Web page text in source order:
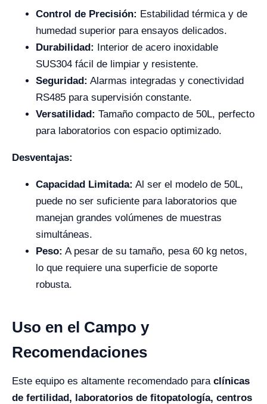
Control de Precisión: Estabilidad térmica y de
humedad superior para ensayos delicados.
Durabilidad: Interior de acero inoxidable
SUS304 fácil de limpiar y resistente.
Seguridad: Alarmas integradas y conectividad
RS485 para supervisión constante.
Versatilidad: Tamaño compacto de 50L, perfecto
para laboratorios con espacio optimizado.
Desventajas:
Capacidad Limitada: Al ser el modelo de 50L,
puede no ser suficiente para laboratorios que
manejan grandes volúmenes de muestras
simultáneas.
Peso: A pesar de su tamaño, pesa 60 kg netos,
lo que requiere una superficie de soporte
robusta.
Uso en el Campo y
Recomendaciones
Este equipo es altamente recomendado para clínicas
de fertilidad, laboratorios de fitopatología, centros